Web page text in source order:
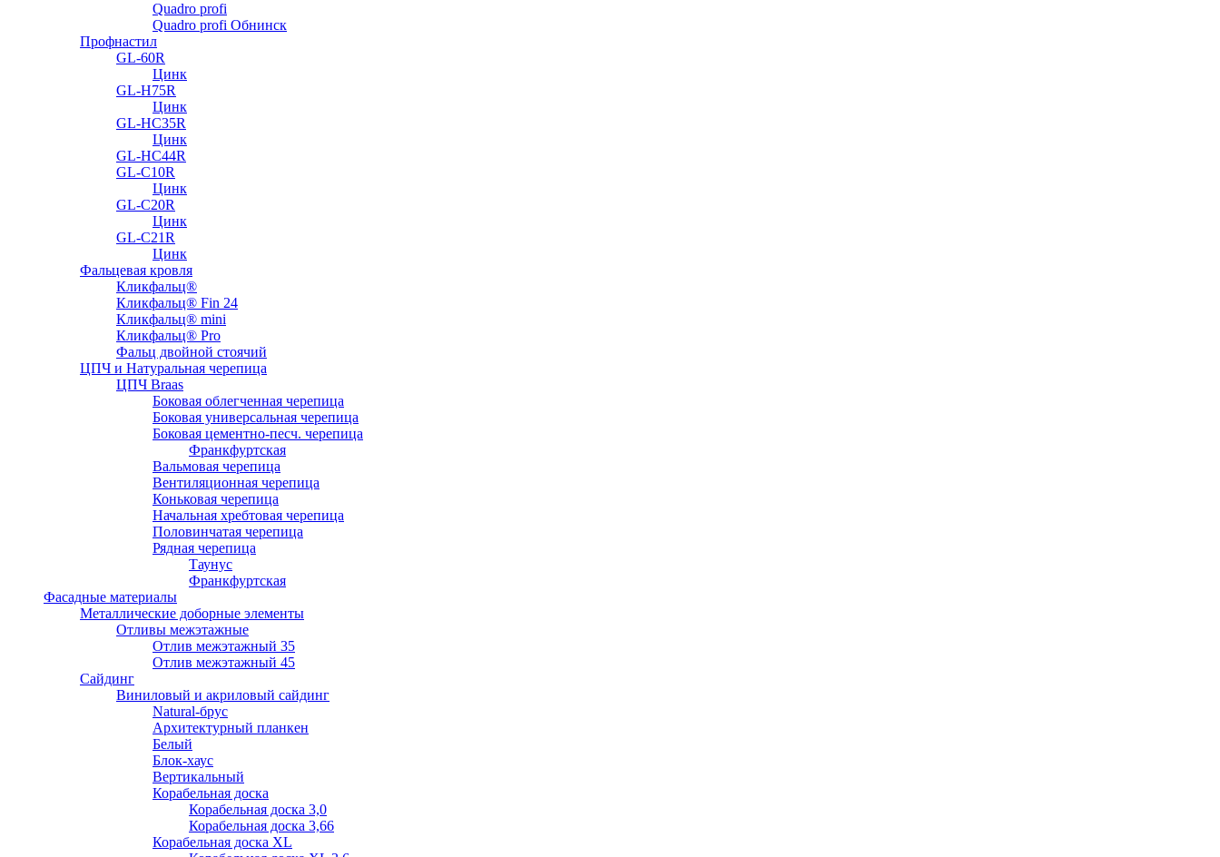
Quadro profi
Quadro profi Обнинск
Профнастил
GL-60R
Цинк
GL-H75R
Цинк
GL-HC35R
Цинк
GL-HC44R
GL-С10R
Цинк
GL-С20R
Цинк
GL-С21R
Цинк
Фальцевая кровля
Кликфальц®
Кликфальц® Fin 24
Кликфальц® mini
Кликфальц® Pro
Фальц двойной стоячий
ЦПЧ и Натуральная черепица
ЦПЧ Braas
Боковая облегченная черепица
Боковая универсальная черепица
Боковая цементно-песч. черепица
Франкфуртская
Вальмовая черепица
Вентиляционная черепица
Коньковая черепица
Начальная хребтовая черепица
Половинчатая черепица
Рядная черепица
Таунус
Франкфуртская
Фасадные материалы
Металлические доборные элементы
Отливы межэтажные
Отлив межэтажный 35
Отлив межэтажный 45
Сайдинг
Виниловый и акриловый сайдинг
Natural-брус
Архитектурный планкен
Белый
Блок-хаус
Вертикальный
Корабельная доска
Корабельная доска 3,0
Корабельная доска 3,66
Корабельная доска XL